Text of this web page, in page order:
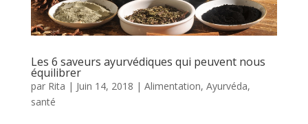
Les 6 saveurs ayurvédiques qui peuvent nous
équilibrer
par Rita | Juin 14, 2018 | Alimentation, Ayurvéda,
santé